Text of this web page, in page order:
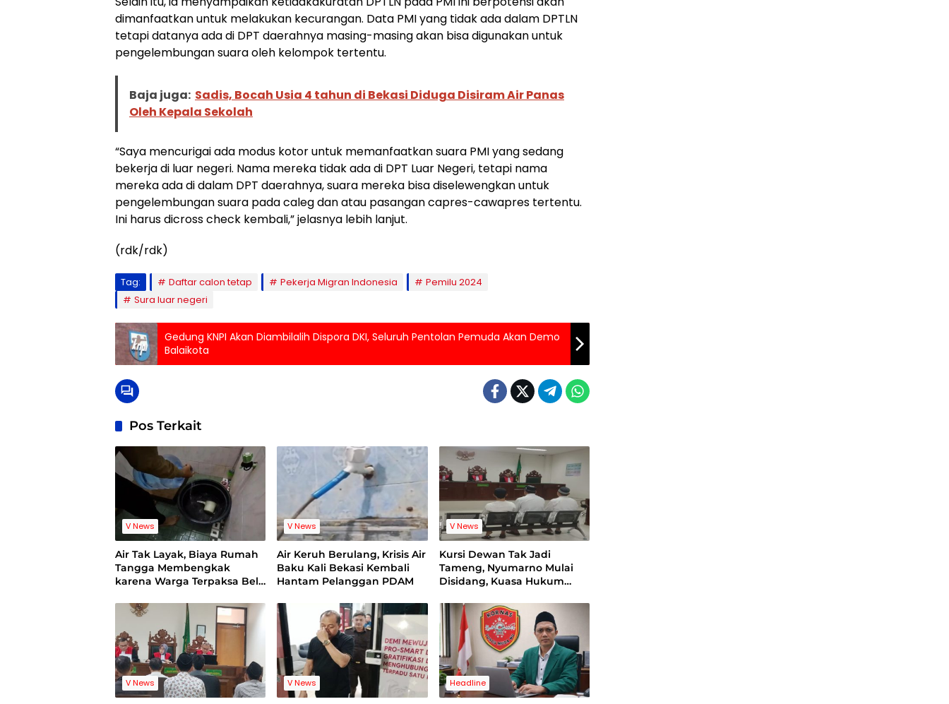
dimanfaatkan untuk melakukan kecurangan. Data PMI yang tidak ada dalam DPTLN
tetapi datanya ada di DPT daerahnya masing-masing akan bisa digunakan untuk
pengelembungan suara oleh kelompok tertentu.
Baja juga: Sadis, Bocah Usia 4 tahun di Bekasi Diduga Disiram Air Panas
Oleh Kepala Sekolah
“Saya mencurigai ada modus kotor untuk memanfaatkan suara PMI yang sedang
bekerja di luar negeri. Nama mereka tidak ada di DPT Luar Negeri, tetapi nama
mereka ada di dalam DPT daerahnya, suara mereka bisa diselewengkan untuk
pengelembungan suara pada caleg dan atau pasangan capres-cawapres tertentu.
Ini harus dicross check kembali,” jelasnya lebih lanjut.
(rdk/rdk)
Tag: Daftar calon tetap Pekerja Migran Indonesia
Pemilu 2024
Sura luar negeri
Gedung KNPI Akan Diambilalih Dispora DKI, Seluruh Pentolan Pemuda Akan Demo
Balaikota
Pos Terkait
V News
Air Tak Layak, Biaya Rumah
Tangga Membengkak
karena Warga Terpaksa Beli
V News
Air Keruh Berulang, Krisis Air
Baku Kali Bekasi Kembali
Hantam Pelanggan PDAM
V News
Kursi Dewan Tak Jadi
Tameng, Nyumarno Mulai
Disidang, Kuasa Hukum
Bebas Intervensi
V News V News Headline